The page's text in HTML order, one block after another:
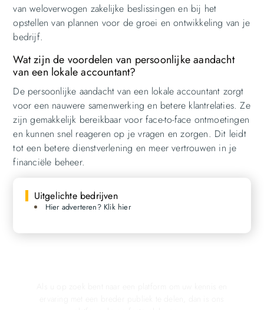
van weloverwogen zakelijke beslissingen en bij het
opstellen van plannen voor de groei en ontwikkeling van je
bedrijf.
Wat zijn de voordelen van persoonlijke aandacht
van een lokale accountant?
De persoonlijke aandacht van een lokale accountant zorgt
voor een nauwere samenwerking en betere klantrelaties. Ze
zijn gemakkelijk bereikbaar voor face-to-face ontmoetingen
en kunnen snel reageren op je vragen en zorgen. Dit leidt
tot een betere dienstverlening en meer vertrouwen in je
financiële beheer.
Uitgelichte bedrijven
Hier adverteren? Klik hier